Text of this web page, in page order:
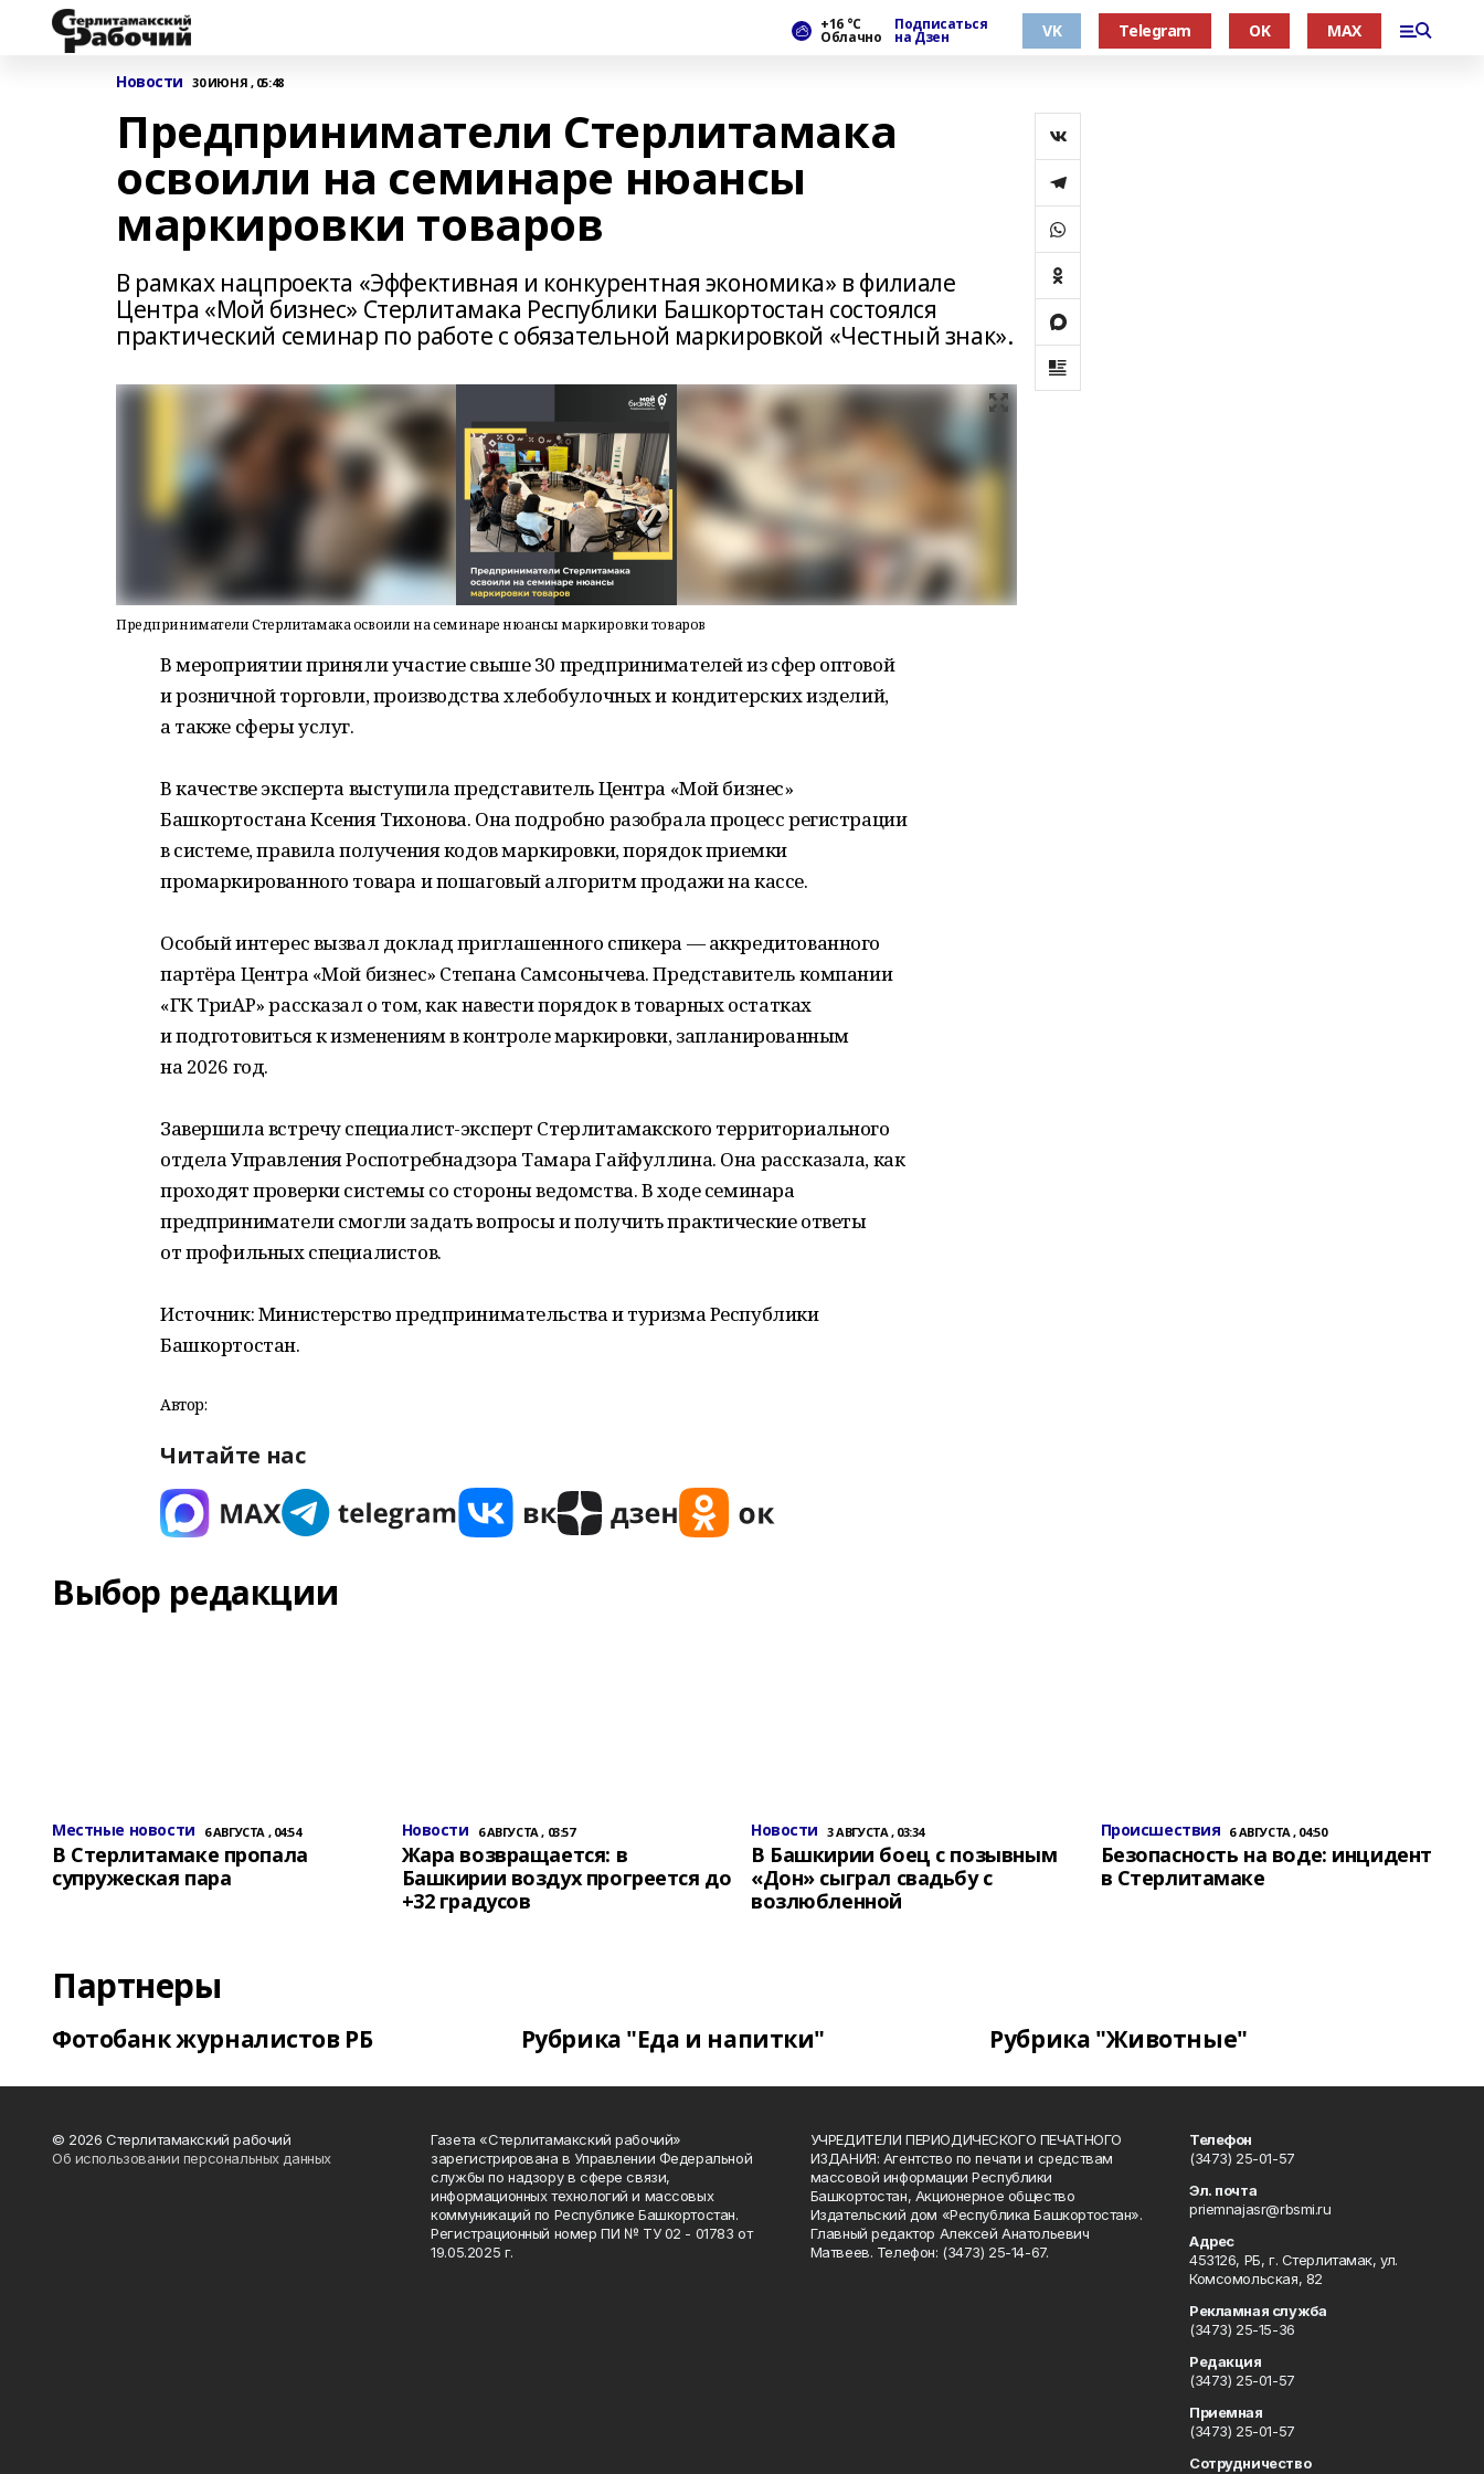
+16 °С
Облачно
Подписаться
на Дзен VK Telegram OK MAX
Новости 30 ИЮНЯ , 05:48
Предприниматели Стерлитамака
освоили на семинаре нюансы
маркировки товаров
В рамках нацпроекта «Эффективная и конкурентная экономика» в филиале
Центра «Мой бизнес» Стерлитамака Республики Башкортостан состоялся
практический семинар по работе с обязательной маркировкой «Честный знак».
Предприниматели Стерлитамака освоили на семинаре нюансы маркировки товаров
В мероприятии приняли участие свыше 30 предпринимателей из сфер оптовой
и розничной торговли, производства хлебобулочных и кондитерских изделий,
а также сферы услуг.
В качестве эксперта выступила представитель Центра «Мой бизнес»
Башкортостана Ксения Тихонова. Она подробно разобрала процесс регистрации
в системе, правила получения кодов маркировки, порядок приемки
промаркированного товара и пошаговый алгоритм продажи на кассе.
Особый интерес вызвал доклад приглашенного спикера — аккредитованного
партёра Центра «Мой бизнес» Степана Самсонычева. Представитель компании
«ГК ТриАР» рассказал о том, как навести порядок в товарных остатках
и подготовиться к изменениям в контроле маркировки, запланированным
на 2026 год.
Завершила встречу специалист-эксперт Стерлитамакского территориального
отдела Управления Роспотребнадзора Тамара Гайфуллина. Она рассказала, как
проходят проверки системы со стороны ведомства. В ходе семинара
предприниматели смогли задать вопросы и получить практические ответы
от профильных специалистов.
Источник: Министерство предпринимательства и туризма Республики
Башкортостан.
Автор:
Читайте нас
Выбор редакции
Местные новости 6 АВГУСТА , 04:54
В Стерлитамаке пропала
супружеская пара
Новости 6 АВГУСТА , 03:57
Жара возвращается: в
Башкирии воздух прогреется до
+32 градусов
Новости 3 АВГУСТА , 03:34
В Башкирии боец с позывным
«Дон» сыграл свадьбу с
возлюбленной
Происшествия 6 АВГУСТА , 04:50
Безопасность на воде: инцидент
в Стерлитамаке
Партнеры
Фотобанк журналистов РБ Рубрика "Еда и напитки" Рубрика "Животные"
© 2026 Стерлитамакский рабочий
Об использовании персональных данных
Газета «Стерлитамакский рабочий»
зарегистрирована в Управлении Федеральной
службы по надзору в сфере связи,
информационных технологий и массовых
коммуникаций по Республике Башкортостан.
Регистрационный номер ПИ № ТУ 02 - 01783 от
19.05.2025 г.
УЧРЕДИТЕЛИ ПЕРИОДИЧЕСКОГО ПЕЧАТНОГО
ИЗДАНИЯ: Агентство по печати и средствам
массовой информации Республики
Башкортостан, Акционерное общество
Издательский дом «Республика Башкортостан».
Главный редактор Алексей Анатольевич
Матвеев. Телефон: (3473) 25-14-67.
Телефон
(3473) 25-01-57
Эл. почта
priemnajasr@rbsmi.ru
Адрес
453126, РБ, г. Стерлитамак, ул.
Комсомольская, 82
Рекламная служба
(3473) 25-15-36
Редакция
(3473) 25-01-57
Приемная
(3473) 25-01-57
Сотрудничество